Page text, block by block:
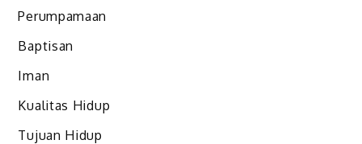
Perumpamaan
Baptisan
Iman
Kualitas Hidup
Tujuan Hidup